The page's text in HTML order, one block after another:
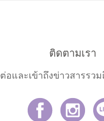
ติดตามเรา
อและเข้าถึงข่าวสารรว